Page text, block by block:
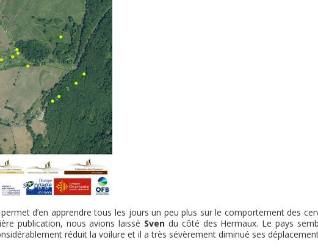
d’en apprendre tous les jours un peu plus sur le comportement des
publication, nous avions laissé Sven du côté des Hermaux. Le pays
réduit la voilure et il a très sévèrement diminué ses